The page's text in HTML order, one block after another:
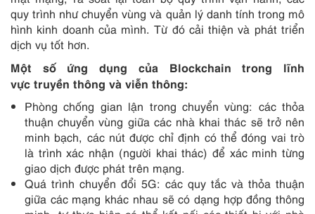
quy trình như chuyển vùng và quản lý danh tính trong mô
hình kinh doanh của mình. Từ đó cải thiện và phát triển
dịch vụ tốt hơn.
Một số ứng dụng của Blockchain trong lĩnh
vực truyền thông và viễn thông:
Phòng chống gian lận trong chuyển vùng: các thỏa
thuận chuyển vùng giữa các nhà khai thác sẽ trở nên
minh bạch, các nút được chỉ định có thể đóng vai trò
là trình xác nhận (người khai thác) để xác minh từng
giao dịch được phát trên mạng.
Quá trình chuyển đổi 5G: các quy tắc và thỏa thuận
giữa các mạng khác nhau sẽ có dạng hợp đồng thông